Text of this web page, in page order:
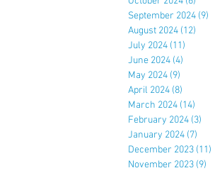
September 2024 (9)
August 2024 (12)
July 2024 (11)
June 2024 (4)
May 2024 (9)
April 2024 (8)
March 2024 (14)
February 2024 (3)
January 2024 (7)
December 2023 (11)
November 2023 (9)